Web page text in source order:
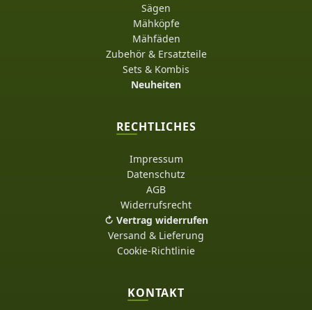
Sägen
Mähköpfe
Mähfäden
Zubehör & Ersatzteile
Sets & Kombis
Neuheiten
RECHTLICHES
Impressum
Datenschutz
AGB
Widerrufsrecht
↻ Vertrag widerrufen
Versand & Lieferung
Cookie-Richtlinie
KONTAKT